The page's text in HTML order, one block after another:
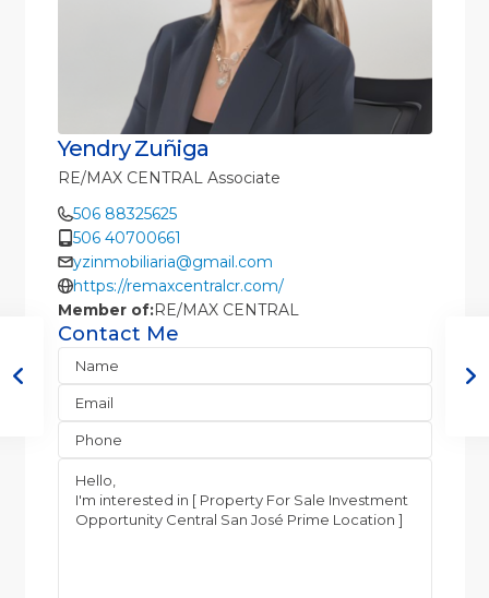
Yendry Zuñiga
RE/MAX CENTRAL Associate
506 88325625
506 40700661
yzinmobiliaria@gmail.com
https://remaxcentralcr.com/
Member of:RE/MAX CENTRAL
Contact Me